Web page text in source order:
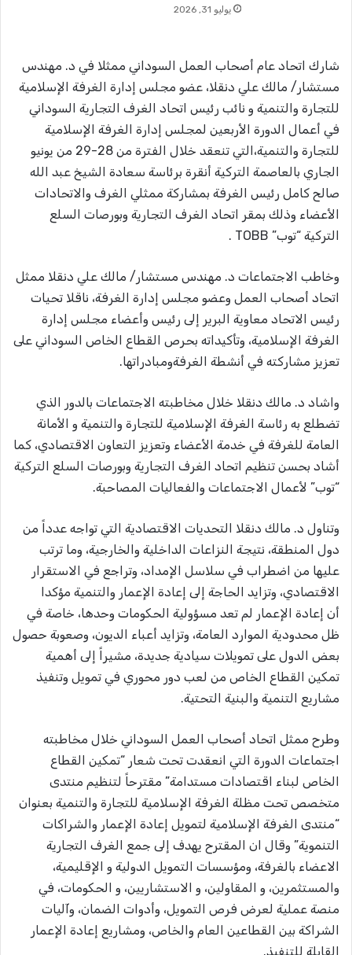
يوليو 31, 2026
شارك اتحاد عام أصحاب العمل السوداني ممثلا في د. مهندس
مستشار/ مالك علي دنقلا، عضو مجلس إدارة الغرفة الإسلامية
للتجارة والتنمية و نائب رئيس اتحاد الغرف التجارية السوداني
في أعمال الدورة الأربعين لمجلس إدارة الغرفة الإسلامية
للتجارة والتنمية،التي تنعقد خلال الفترة من 28-29 من يونيو
الجاري بالعاصمة التركية أنقرة برئاسة سعادة الشيخ عبد الله
صالح كامل رئيس الغرفة بمشاركة ممثلي الغرف والاتحادات
الأعضاء وذلك بمقر اتحاد الغرف التجارية وبورصات السلع
التركية “توب” TOBB .
وخاطب الاجتماعات د. مهندس مستشار/ مالك علي دنقلا ممثل
اتحاد أصحاب العمل وعضو مجلس إدارة الغرفة، ناقلا تحيات
رئيس الاتحاد معاوية البرير إلى رئيس وأعضاء مجلس إدارة
الغرفة الإسلامية، وتأكيداته بحرص القطاع الخاص السوداني على
تعزيز مشاركته في أنشطة الغرفةومبادراتها.
واشاد د. مالك دنقلا خلال مخاطبته الاجتماعات بالدور الذي
تضطلع به رئاسة الغرفة الإسلامية للتجارة والتنمية و الأمانة
العامة للغرفة في خدمة الأعضاء وتعزيز التعاون الاقتصادي، كما
أشاد بحسن تنظيم اتحاد الغرف التجارية وبورصات السلع التركية
“توب” لأعمال الاجتماعات والفعاليات المصاحبة.
وتناول د. مالك دنقلا التحديات الاقتصادية التي تواجه عدداً من
دول المنطقة، نتيجة النزاعات الداخلية والخارجية، وما ترتب
عليها من اضطراب في سلاسل الإمداد، وتراجع في الاستقرار
الاقتصادي، وتزايد الحاجة إلى إعادة الإعمار والتنمية مؤكدا
أن إعادة الإعمار لم تعد مسؤولية الحكومات وحدها، خاصة في
ظل محدودية الموارد العامة، وتزايد أعباء الديون، وصعوبة حصول
بعض الدول على تمويلات سيادية جديدة، مشيراً إلى أهمية
تمكين القطاع الخاص من لعب دور محوري في تمويل وتنفيذ
مشاريع التنمية والبنية التحتية.
وطرح ممثل اتحاد أصحاب العمل السوداني خلال مخاطبته
اجتماعات الدورة التي انعقدت تحت شعار “تمكين القطاع
الخاص لبناء اقتصادات مستدامة” مقترحاً لتنظيم منتدى
متخصص تحت مظلة الغرفة الإسلامية للتجارة والتنمية بعنوان
“منتدى الغرفة الإسلامية لتمويل إعادة الإعمار والشراكات
التنموية” وقال ان المقترح يهدف إلى جمع الغرف التجارية
الاعضاء بالغرفة، ومؤسسات التمويل الدولية و الإقليمية،
والمستثمرين، و المقاولين، و الاستشاريين، و الحكومات، في
منصة عملية لعرض فرص التمويل، وأدوات الضمان، وآليات
الشراكة بين القطاعين العام والخاص، ومشاريع إعادة الإعمار
القابلة للتنفيذ.